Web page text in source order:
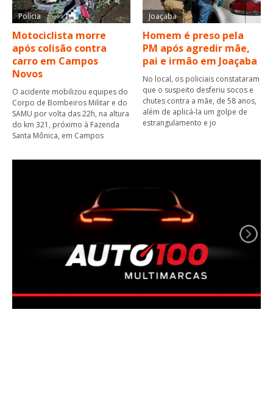
Polícia
Motociclista morre
após colisão contra
carro em Campos
Novos
O acidente mobilizou equipes do
Corpo de Bombeiros Militar e do
SAMU por volta das 22h, na altura
do km 321, próximo à Fazenda
Santa Mônica, em Campos
Joaçaba
Homem é preso pela
PM após agredir mãe,
pai e irmão em Joaçaba
No local, os policiais constataram
que o suspeito desferiu socos e
chutes contra a mãe, de 58 anos,
além de aplicá-la um golpe de
estrangulamento e jo